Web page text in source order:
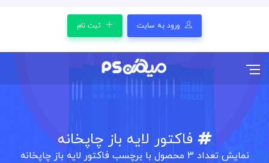
ورود به سایت ثبت نام
فاکتور لایه باز چاپخانه
نمایش تعداد 3 محصول با برچسب فاکتور لایه باز چاپخانه